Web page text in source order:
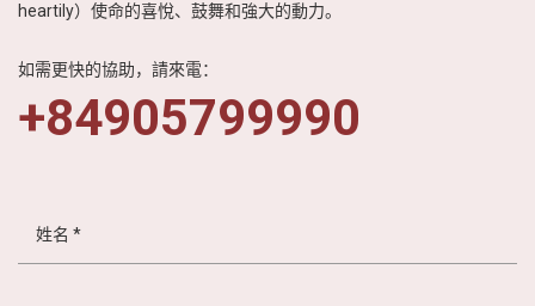
heartily）使命的喜悅、鼓舞和強大的動力。
如需更快的協助，請來電：
+84905799990